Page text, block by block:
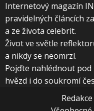
Internetový magazín
pravidelných článcích
a ze života celebrit.
Život ve světle
a nikdy se neomrzí.
Pojďte nahlédnout
hvězd i do soukromí
Redakce